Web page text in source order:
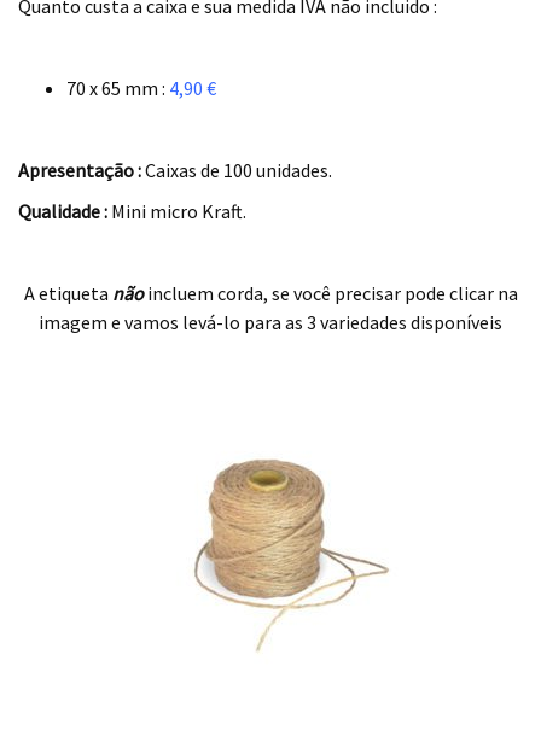
Quanto custa a caixa e sua medida IVA não incluido :
70 x 65 mm : 4,90 €
Apresentação :Caixas de 100 unidades.
Qualidade : Mini micro Kraft.
A etiqueta nãoincluem corda, se você precisar pode clicar na
imagem e vamos levá-lo para as 3 variedades disponíveis